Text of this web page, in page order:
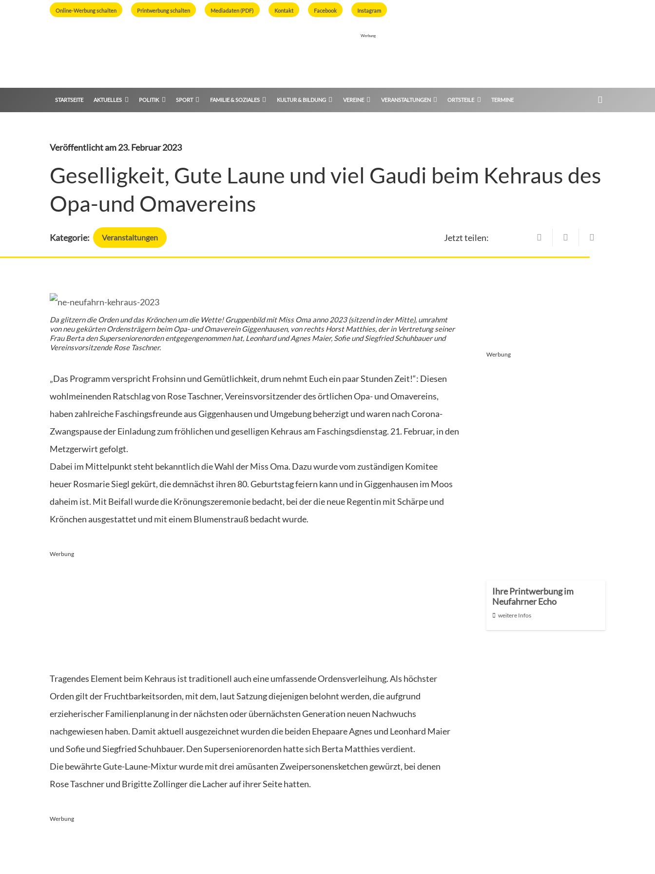
Online-Werbung schalten Printwerbung schalten Mediadaten (PDF) Kontakt Facebook Instagram
Werbung
STARTSEITE AKTUELLES POLITIK SPORT FAMILIE & SOZIALES KULTUR & BILDUNG VEREINE VERANSTALTUNGEN ORTSTEILE TERMINE
Veröffentlicht am23. Februar 2023
Geselligkeit, Gute Laune und viel Gaudi beim Kehraus des
Opa-und Omavereins
Kategorie: Veranstaltungen Jetzt teilen:
Da glitzern die Orden und das Krönchen um die Wette! Gruppenbild mit Miss Oma anno 2023 (sitzend in der Mitte), umrahmt
von neu gekürten Ordensträgern beim Opa- und Omaverein Giggenhausen, von rechts Horst Matthies, der in Vertretung seiner
Frau Berta den Superseniorenorden entgegengenommen hat, Leonhard und Agnes Maier, Sofie und Siegfried Schuhbauer und
Vereinsvorsitzende Rose Taschner.
„Das Programm verspricht Frohsinn und Gemütlichkeit, drum nehmt Euch ein paar Stunden Zeit!“: Diesen
wohlmeinenden Ratschlag von Rose Taschner, Vereinsvorsitzender des örtlichen Opa- und Omavereins,
haben zahlreiche Faschingsfreunde aus Giggenhausen und Umgebung beherzigt und waren nach Corona-
Zwangspause der Einladung zum fröhlichen und geselligen Kehraus am Faschingsdienstag. 21. Februar, in den
Metzgerwirt gefolgt.
Dabei im Mittelpunkt steht bekanntlich die Wahl der Miss Oma. Dazu wurde vom zuständigen Komitee
heuer Rosmarie Siegl gekürt, die demnächst ihren 80. Geburtstag feiern kann und in Giggenhausen im Moos
daheim ist. Mit Beifall wurde die Krönungszeremonie bedacht, bei der die neue Regentin mit Schärpe und
Krönchen ausgestattet und mit einem Blumenstrauß bedacht wurde.
Werbung
Tragendes Element beim Kehraus ist traditionell auch eine umfassende Ordensverleihung. Als höchster
Orden gilt der Fruchtbarkeitsorden, mit dem, laut Satzung diejenigen belohnt werden, die aufgrund
erzieherischer Familienplanung in der nächsten oder übernächsten Generation neuen Nachwuchs
nachgewiesen haben. Damit aktuell ausgezeichnet wurden die beiden Ehepaare Agnes und Leonhard Maier
und Sofie und Siegfried Schuhbauer. Den Superseniorenorden hatte sich Berta Matthies verdient.
Die bewährte Gute-Laune-Mixtur wurde mit drei amüsanten Zweipersonensketchen gewürzt, bei denen
Rose Taschner und Brigitte Zollinger die Lacher auf ihrer Seite hatten.
Werbung
Werbung
Ihre Printwerbung im
Neufahrner Echo
weitere Infos